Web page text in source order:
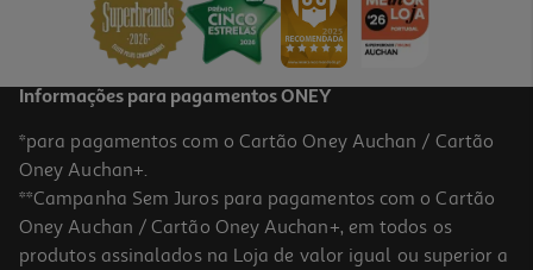
Informações para pagamentos ONEY
*para pagamentos com o Cartão Oney Auchan / Cartão
Oney Auchan+.
**Campanha Sem Juros para pagamentos com o Cartão
Oney Auchan / Cartão Oney Auchan+, em todos os
produtos assinalados na Loja de valor igual ou superior a